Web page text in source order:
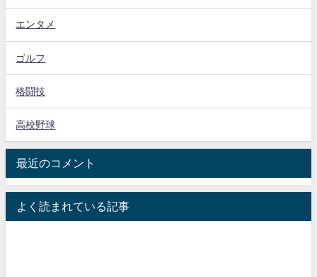
エンタメ
ゴルフ
格闘技
高校野球
最近のコメント
よく読まれている記事